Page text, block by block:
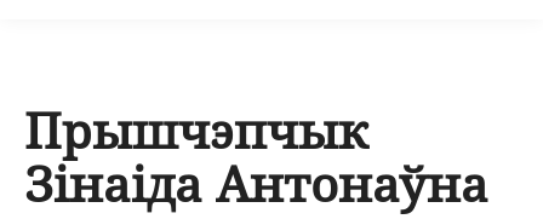
Прышчэпчык
Зінаіда Антонаўна